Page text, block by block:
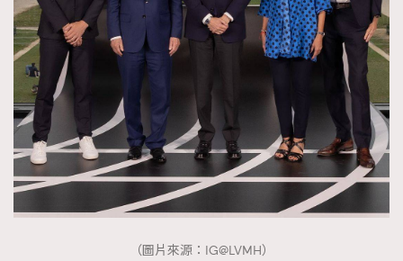
（圖片來源：IG@LVMH）